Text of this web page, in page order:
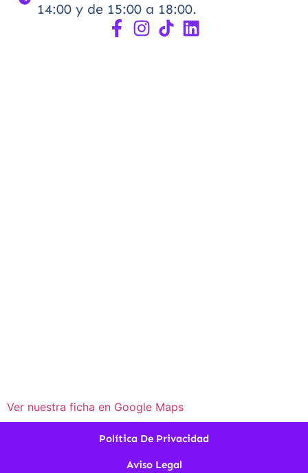
14:00 y de 15:00 a 18:00.
Ver nuestra ficha en Google Maps
Política De Privacidad
Aviso Legal